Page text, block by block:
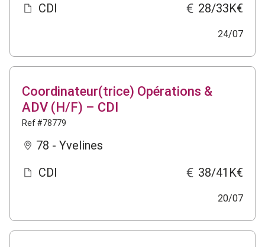
CDI
28/33K€
24/07
Coordinateur(trice) Opérations &
ADV (H/F) – CDI
Ref #78779
78 - Yvelines
CDI
38/41K€
20/07